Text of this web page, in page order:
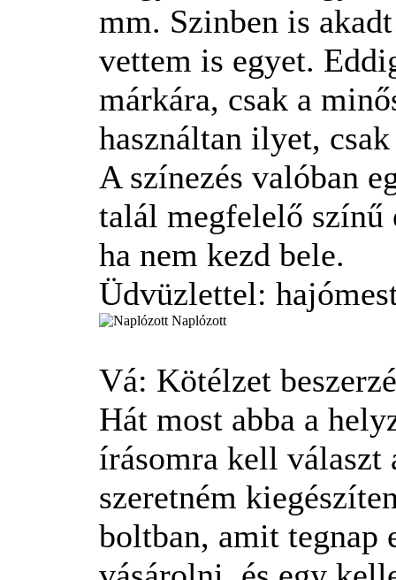
mm. Szinben is
vettem is egyet.
márkára, csak a
használtan ilyet,
A színezés valóban
talál megfelelő színű
ha nem kezd bele.
Üdvüzlettel:
Naplózott
Vá: Kötélzet
Hát most abba a
írásomra kell választ
szeretném
boltban, amit tegnap